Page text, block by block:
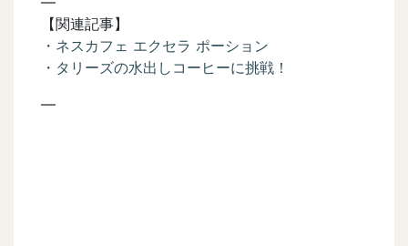
【関連記事】
・ネスカフェ エクセラ ポーション
・タリーズの水出しコーヒーに挑戦！
—